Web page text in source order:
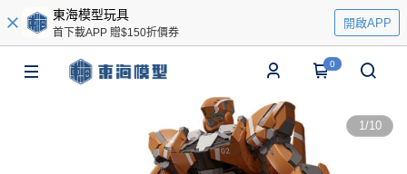
東海模型玩具
首下載APP 贈$150折價券
開啟APP
0
1/10